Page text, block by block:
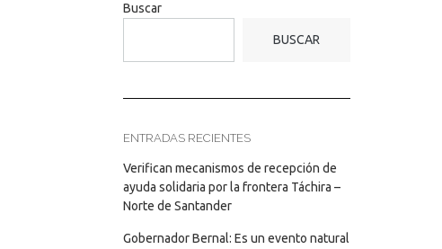
Buscar
BUSCAR
ENTRADAS RECIENTES
Verifican mecanismos de recepción de
ayuda solidaria por la frontera Táchira –
Norte de Santander
Gobernador Bernal: Es un evento natural